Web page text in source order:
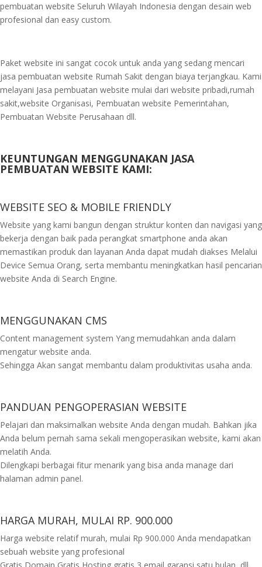
pembuatan website Seluruh Wilayah Indonesia dengan desain web
profesional dan easy custom.
Paket website ini sangat cocok untuk anda yang sedang mencari
jasa pembuatan website Rumah Sakit dengan biaya terjangkau. Kami
melayani Jasa pembuatan website mulai dari website pribadi,rumah
sakit,website Organisasi, Pembuatan website Pemerintahan,
Pembuatan Website Perusahaan dll.
KEUNTUNGAN MENGGUNAKAN JASA
PEMBUATAN WEBSITE KAMI:
WEBSITE SEO & MOBILE FRIENDLY
Website yang kami bangun dengan struktur konten dan navigasi yang
bekerja dengan baik pada perangkat smartphone anda akan
memastikan produk dan layanan Anda dapat mudah diakses Melalui
Device Semua Orang, serta membantu meningkatkan hasil pencarian
website Anda di Search Engine.
MENGGUNAKAN CMS
Content management system Yang memudahkan anda dalam
mengatur website anda.
Sehingga Akan sangat membantu dalam produktivitas usaha anda.
PANDUAN PENGOPERASIAN WEBSITE
Pelajari dan maksimalkan website Anda dengan mudah. Bahkan jika
Anda belum pernah sama sekali mengoperasikan website, kami akan
melatih Anda.
Dilengkapi berbagai fitur menarik yang bisa anda manage dari
halaman admin panel.
HARGA MURAH, MULAI RP. 900.000
Harga website relatif murah, mulai Rp 900.000 Anda mendapatkan
sebuah website yang profesional